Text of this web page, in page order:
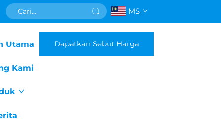
MS
Utama
Kami
Dapatkan Sebut Harga